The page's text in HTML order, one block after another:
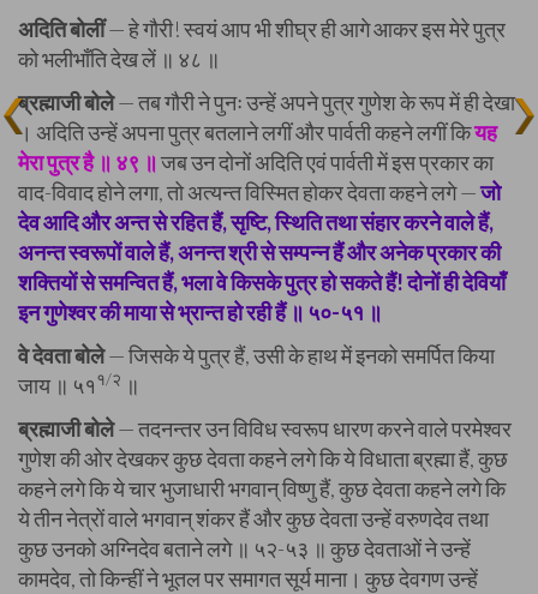
अदिति बोलीं— हे गौरी! स्वयं आप भी शीघ्र ही आगे आकर इस मेरे पुत्र
को भलीभाँति देख लें ॥ ४८ ॥
ब्रह्माजी बोले— तब गौरी ने पुनः उन्हें अपने पुत्र गुणेश के रूप में ही देखा
। अदिति उन्हें अपना पुत्र बतलाने लगीं और पार्वती कहने लगीं कियह
मेरा पुत्र है ॥ ४९ ॥ जब उन दोनों अदिति एवं पार्वती में इस प्रकार का
वाद-विवाद होने लगा, तो अत्यन्त विस्मित होकर देवता कहने लगे —जो
देव आदि और अन्त से रहित हैं, सृष्टि, स्थिति तथा संहार करने वाले हैं,
अनन्त स्वरूपों वाले हैं, अनन्त श्री से सम्पन्न हैं और अनेक प्रकार की
शक्तियों से समन्वित हैं, भला वे किसके पुत्र हो सकते हैं! दोनों ही देवियाँ
इन गुणेश्वर की माया से भ्रान्त हो रही हैं ॥ ५०-५१ ॥
वे देवता बोले— जिसके ये पुत्र हैं, उसी के हाथ में इनको समर्पित किया
जाय ॥ ५११/२ ॥
ब्रह्माजी बोले— तदनन्तर उन विविध स्वरूप धारण करने वाले परमेश्वर
गुणेश की ओर देखकर कुछ देवता कहने लगे कि ये विधाता ब्रह्मा हैं, कुछ
कहने लगे कि ये चार भुजाधारी भगवान् विष्णु हैं, कुछ देवता कहने लगे कि
ये तीन नेत्रों वाले भगवान् शंकर हैं और कुछ देवता उन्हें वरुणदेव तथा
कुछ उनको अग्निदेव बताने लगे ॥ ५२-५३ ॥ कुछ देवताओं ने उन्हें
कामदेव, तो किन्हीं ने भूतल पर समागत सूर्य माना। कुछ देवगण उन्हें